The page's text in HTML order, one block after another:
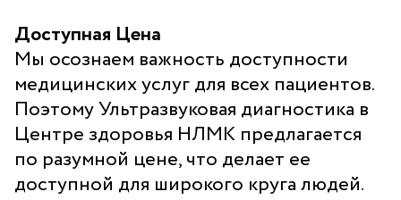
Доступная Цена
Мы осознаем важность доступности
медицинских услуг для всех пациентов.
Поэтому Ультразвуковая диагностика в
Центре здоровья НЛМК предлагается
по разумной цене, что делает ее
доступной для широкого круга людей.